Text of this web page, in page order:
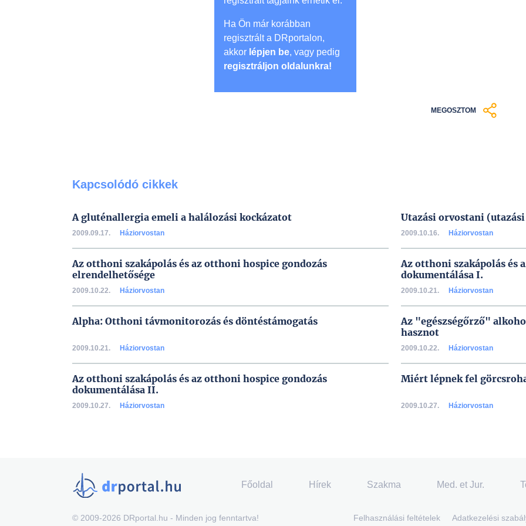
Ha Ön már korábban
regisztrált a DRportalon,
akkor lépjen be, vagy pedig
regisztráljon oldalunkra!
MEGOSZTOM
Kapcsolódó cikkek
A gluténallergia emeli a halálozási kockázatot
2009.09.17. Háziorvostan
Utazási orvostani
2009.10.16. Háziorvostan
Az otthoni szakápolás és az otthoni hospice gondozás
elrendelhetősége
2009.10.22. Háziorvostan
Az otthoni szakápolás és
dokumentálása I.
2009.10.21. Háziorvostan
Alpha: Otthoni távmonitorozás és döntéstámogatás
2009.10.21. Háziorvostan
Az "egészségőrző"
hasznot
2009.10.22. Háziorvostan
Az otthoni szakápolás és az otthoni hospice gondozás
dokumentálása II.
2009.10.27. Háziorvostan
Miért lépnek fel
2009.10.27. Háziorvostan
Főoldal Hírek Szakma Med. et Jur.
© 2009-2026 DRportal.hu - Minden jog fenntartva! Felhasználási feltételek Adatkezelési